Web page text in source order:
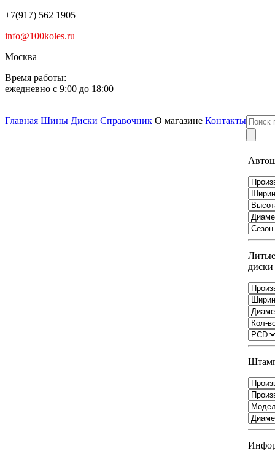
+7(917) 562 1905
info@100koles.ru
Москва
Время работы:
ежедневно с 9:00 до 18:00
Главная Шины Диски Справочник О магазине Контакты
Литые
диски